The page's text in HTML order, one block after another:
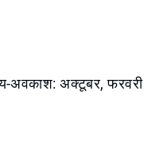
अवकाश: अक्टूबर, फरवरी